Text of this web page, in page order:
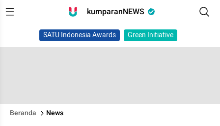
kumparanNEWS
SATU Indonesia Awards Green Initiative
Beranda News